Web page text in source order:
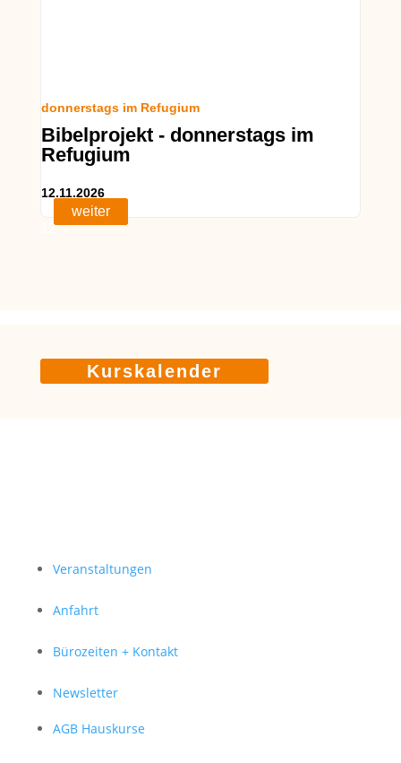
weiter
weiter
weiter
weiter
weiter
donnerstags im Refugium
Bibelprojekt - donnerstags im
Refugium
12.11.2026
weiter
2→
Kurskalender
Veranstaltungen
Anfahrt
Bürozeiten + Kontakt
Newsletter
AGB Hauskurse